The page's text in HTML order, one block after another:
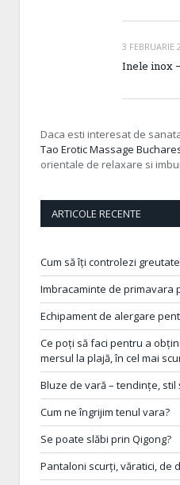
3 FEBRUARIE
Inele inox
Daca esti interesat de
Tao Erotic Massage
orientale de relaxare si
ARTICOLE RECENTE
Cum să îți controlezi
Imbracaminte de primavara
Echipament de alergare
Ce poți să faci pentru a
mersul la plajă, în cel mai
Bluze de vară – tendințe, stil
Cum ne îngrijim tenul vara?
Se poate slăbi prin Qigong?
Pantaloni scurți, văratici, de